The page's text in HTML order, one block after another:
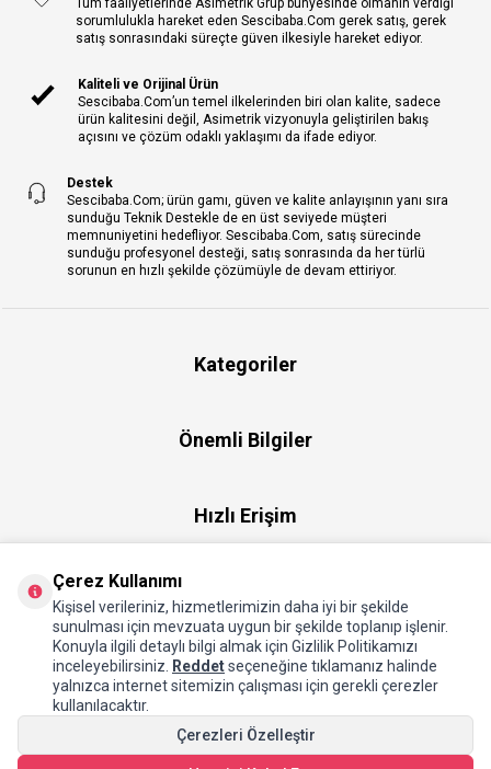
Tüm faaliyetlerinde Asimetrik Grup bünyesinde olmanın verdiği
sorumlulukla hareket eden Sescibaba.Com gerek satış, gerek
satış sonrasındaki süreçte güven ilkesiyle hareket ediyor.
Kaliteli ve Orijinal Ürün
Sescibaba.Com’un temel ilkelerinden biri olan kalite, sadece
ürün kalitesini değil, Asimetrik vizyonuyla geliştirilen bakış
açısını ve çözüm odaklı yaklaşımı da ifade ediyor.
Destek
Sescibaba.Com; ürün gamı, güven ve kalite anlayışının yanı sıra
sunduğu Teknik Destekle de en üst seviyede müşteri
memnuniyetini hedefliyor. Sescibaba.Com, satış sürecinde
sunduğu profesyonel desteği, satış sonrasında da her türlü
sorunun en hızlı şekilde çözümüyle de devam ettiriyor.
Kategoriler
Önemli Bilgiler
Hızlı Erişim
Hakkımızda
Çerez Kullanımı
Kişisel verileriniz, hizmetlerimizin daha iyi bir şekilde
sunulması için mevzuata uygun bir şekilde toplanıp işlenir.
Konuyla ilgili detaylı bilgi almak için Gizlilik Politikamızı
inceleyebilirsiniz.
Reddetseçeneğine tıklamanız halinde
yalnızca internet sitemizin çalışması için gerekli çerezler
kullanılacaktır.
Çerezleri Özelleştir